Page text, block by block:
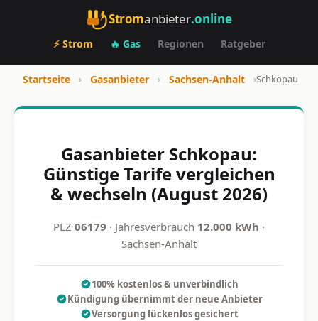
Stromanbieter.online
⚡ Strom 🔥 Gas Regionen Ratgeber
Startseite › Gasanbieter › Sachsen-Anhalt ›Schkopau
Gasanbieter Schkopau:
Günstige Tarife vergleichen
& wechseln (August 2026)
PLZ 06179 · Jahresverbrauch 12.000 kWh ·
Sachsen-Anhalt
100% kostenlos & unverbindlich
Kündigung übernimmt der neue Anbieter
Versorgung lückenlos gesichert